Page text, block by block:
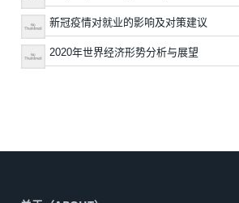
新冠疫情对就业的影响及对策建议
2020年世界经济形势分析与展望